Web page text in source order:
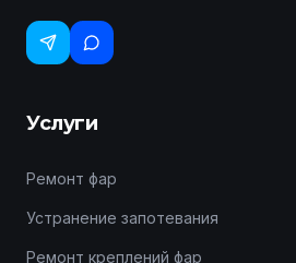
Услуги
Ремонт фар
Устранение запотевания
Ремонт креплений фар